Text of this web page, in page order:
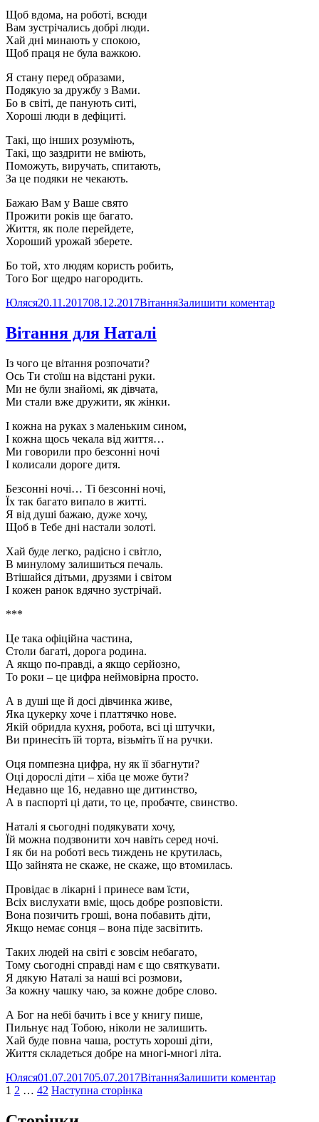
Щоб вдома, на роботі, всюди
Вам зустрічались добрі люди.
Хай дні минають у спокою,
Щоб праця не була важкою.
Я стану перед образами,
Подякую за дружбу з Вами.
Бо в світі, де панують ситі,
Хороші люди в дефіциті.
Такі, що інших розуміють,
Такі, що заздрити не вміють,
Поможуть, виручать, спитають,
За це подяки не чекають.
Бажаю Вам у Ваше свято
Прожити років ще багато.
Життя, як поле перейдете,
Хороший урожай зберете.
Бо той, хто людям користь робить,
Того Бог щедро нагородить.
Автор
ЮлясяОприлюднено
20.11.201708.12.2017Категорії
ВітанняЗалишити коментардо
Вітання для Наталі
Із чого це вітання розпочати?
Ось Ти стоїш на відстані руки.
Ми не були знайомі, як дівчата,
Ми стали вже дружити, як жінки.
І кожна на руках з маленьким сином,
І кожна щось чекала від життя…
Ми говорили про безсонні ночі
І колисали дороге дитя.
Безсонні ночі… Ті безсонні ночі,
Їх так багато випало в житті.
Я від душі бажаю, дуже хочу,
Щоб в Тебе дні настали золоті.
Хай буде легко, радісно і світло,
В минулому залишиться печаль.
Втішайся дітьми, друзями і світом
І кожен ранок вдячно зустрічай.
***
Це така офіційна частина,
Столи багаті, дорога родина.
А якщо по-правді, а якщо серйозно,
То роки – це цифра неймовірна просто.
А в душі ще й досі дівчинка живе,
Яка цукерку хоче і платтячко нове.
Якій обридла кухня, робота, всі ці штучки,
Ви принесіть їй торта, візьміть її на ручки.
Оця помпезна цифра, ну як її збагнути?
Оці дорослі діти – хіба це може бути?
Недавно ще 16, недавно ще дитинство,
А в паспорті ці дати, то це, пробачте, свинство.
Наталі я сьогодні подякувати хочу,
Їй можна подзвонити хоч навіть серед ночі.
І як би на роботі весь тиждень не крутилась,
Що зайнята не скаже, не скаже, що втомилась.
Провідає в лікарні і принесе вам їсти,
Всіх вислухати вміє, щось добре розповісти.
Вона позичить гроші, вона побавить діти,
Якщо немає сонця – вона піде засвітить.
Таких людей на світі є зовсім небагато,
Тому сьогодні справді нам є що святкувати.
Я дякую Наталі за наші всі розмови,
За кожну чашку чаю, за кожне добре слово.
А Бог на небі бачить і все у книгу пише,
Пильнує над Тобою, ніколи не залишить.
Хай буде повна чаша, ростуть хороші діти,
Життя складеться добре на многі-многі літа.
Автор
ЮлясяОприлюднено
01.07.201705.07.2017Категорії
ВітанняЗалишити коментардо
Пагінація
записів
Сторінка
1 Сторінка
2 … Сторінка
42 Наступна сторінка